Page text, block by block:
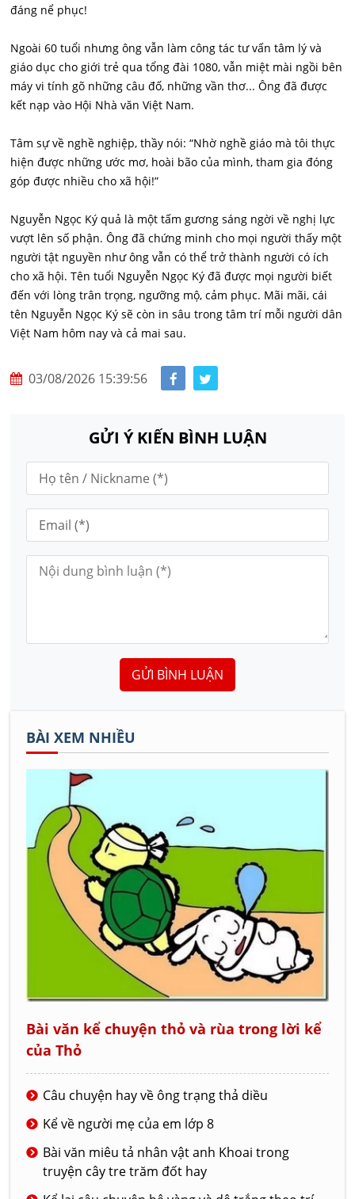
đáng nể phục!
Ngoài 60 tuổi nhưng ông vẫn làm công tác tư vấn tâm lý và
giáo dục cho giới trẻ qua tổng đài 1080, vẫn miệt mài ngồi bên
máy vi tính gõ những câu đố, những vần thơ... Ông đã được
kết nạp vào Hội Nhà văn Việt Nam.
Tâm sự về nghề nghiệp, thầy nói: “Nhờ nghề giáo mà tôi thực
hiện được những ước mơ, hoài bão của mình, tham gia đóng
góp được nhiều cho xã hội!”
Nguyễn Ngọc Ký quả là một tấm gương sáng ngời về nghị lực
vượt lên số phận. Ông đã chứng minh cho mọi người thấy một
người tật nguyền như ông vẫn có thể trở thành người có ích
cho xã hội. Tên tuổi Nguyễn Ngọc Ký đã được mọi người biết
đến với lòng trân trọng, ngưỡng mộ, cảm phục. Mãi mãi, cái
tên Nguyễn Ngọc Ký sẽ còn in sâu trong tâm trí mỗi người dân
Việt Nam hôm nay và cả mai sau.
03/08/2026 15:39:56
GỬI Ý KIẾN BÌNH LUẬN
GỬI BÌNH LUẬN
BÀI XEM NHIỀU
Bài văn kể chuyện thỏ và rùa trong lời kể
của Thỏ
Câu chuyện hay về ông trạng thả diều
Kể về người mẹ của em lớp 8
Bài văn miêu tả nhân vật anh Khoai trong
truyện cây tre trăm đốt hay